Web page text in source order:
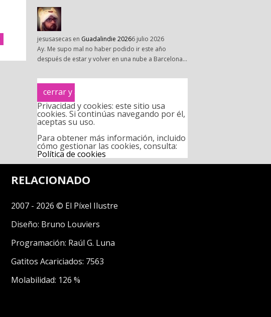
jesusasecas en Guadalindie 20266 julio 2026
Ay. Me supo mal no haber podido ir este año
después de estar y volver en una nube a Barcelona…
Privacidad y cookies: este sitio usa
cookies. Si continúas navegando por él,
aceptas su uso.
Para obtener más información, incluido
cómo gestionar las cookies, consulta:
Política de cookies
RELACIONADO
2007 - 2026 © El Píxel Ilustre
Diseño: Bruno Louviers
Programación: Raúl G. Luna
Gatitos Acariciados: 7563
Molabilidad: 126 %